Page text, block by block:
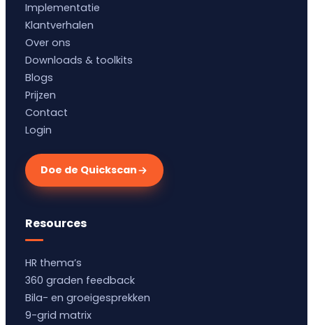
Implementatie
Klantverhalen
Over ons
Downloads & toolkits
Blogs
Prijzen
Contact
Login
Doe de Quickscan
Resources
HR thema’s
360 graden feedback
Bila- en groeigesprekken
9-grid matrix